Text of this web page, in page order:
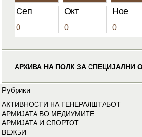
Сеп
0
Окт
0
Ное
0
АРХИВА НА ПОЛК ЗА СПЕЦИЈАЛНИ
Рубрики
АКТИВНОСТИ НА ГЕНЕРАЛШТАБОТ
АРМИЈАТА ВО МЕДИУМИТЕ
АРМИЈАТА И СПОРТОТ
ВЕЖБИ